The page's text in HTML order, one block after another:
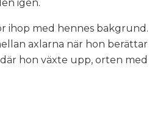
igen.
ihop med hennes bakgrund.
axlarna när hon berättar
hon växte upp, orten med